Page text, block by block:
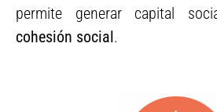
permite generar capital
cohesión social.